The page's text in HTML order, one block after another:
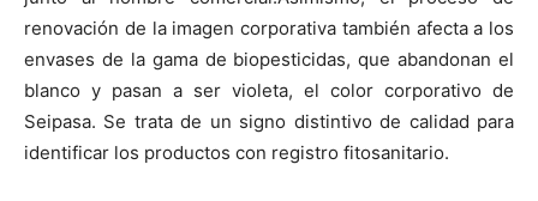
renovación de la imagen corporativa también afecta a los
envases de la gama de biopesticidas, que abandonan el
blanco y pasan a ser violeta, el color corporativo de
Seipasa. Se trata de un signo distintivo de calidad para
identificar los productos con registro fitosanitario.